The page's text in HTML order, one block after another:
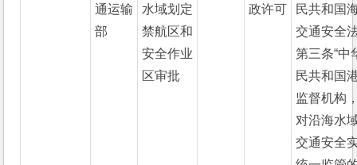
通运输
部
水域划定
禁航区和
安全作业
区审批
政许可
民共和国
交通安全
第三条“中
民共和国
监督机构
对沿海水
交通安全